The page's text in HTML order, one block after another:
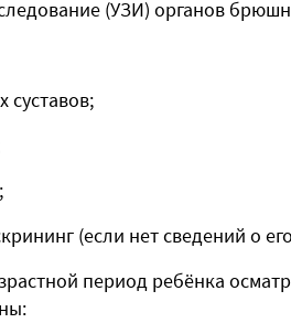
(УЗИ) органов
суставов;
(если нет сведений о
период ребёнка